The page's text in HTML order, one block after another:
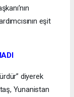
eşit
diyerek
Yunanistan